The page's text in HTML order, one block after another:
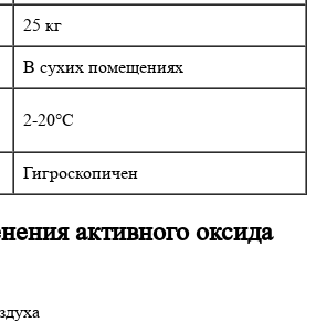
25 кг
В сухих помещениях
2-20°C
Гигроскопичен
активного оксида